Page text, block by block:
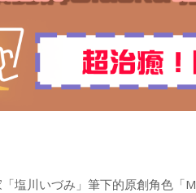
塩川いづみ」筆下的原創角色「